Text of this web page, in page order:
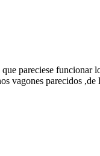
pareciese funcionar
vagones parecidos ,de